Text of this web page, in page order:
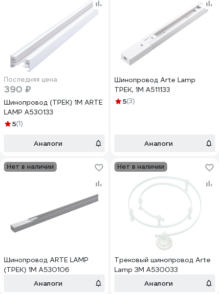
Последняя цена
390 ₽
Шинопровод (ТРЕК) 1M ARTE
LAMP A530133
5(1)
Аналоги
Шинопровод Arte Lamp
ТРЕК, 1M A511133
5(3)
Аналоги
Нет в наличии
Шинопровод ARTE LAMP
(ТРЕК) 1M A530106
Аналоги
Нет в наличии
Трековый шинопровод Arte
Lamp 3M A530033
Аналоги